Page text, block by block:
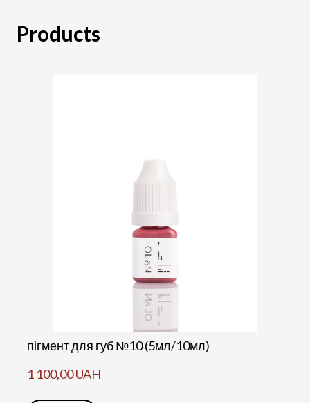
Products
пігмент для губ №10 (5мл/10мл)
1 100,00 UAH